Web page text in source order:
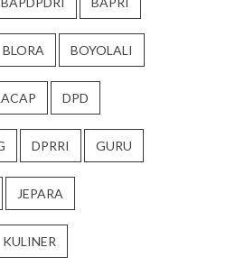
BLORA BOYOLALI
DPD
DPRRI GURU
JEPARA
KULINER